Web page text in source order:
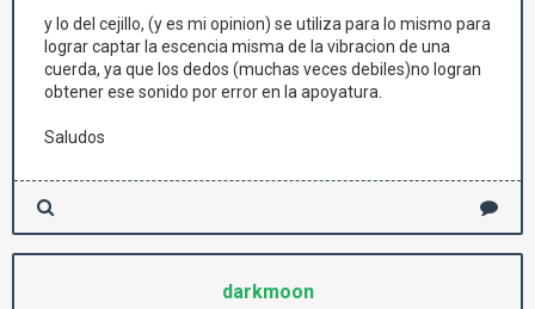
y lo del cejillo, (y es mi opinion) se utiliza para lo mismo para
lograr captar la escencia misma de la vibracion de una
cuerda, ya que los dedos (muchas veces debiles)no logran
obtener ese sonido por error en la apoyatura.
Saludos
darkmoon